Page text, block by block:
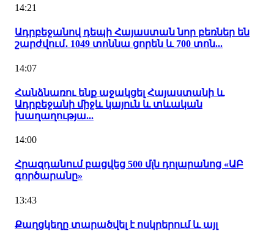
14:21
Ադրբեջանով դեպի Հայաստան նոր բեռներ են
շարժվում․ 1049 տոննա ցորեն և 700 տոն...
14:07
Հանձնառու ենք աջակցել Հայաստանի և
Ադրբեջանի միջև կայուն և տևական
խաղաղությա...
14:00
Հրազդանում բացվեց 500 մլն դոլարանոց «ԱԲ
գործարանը»
13:43
Քաղցկեղը տարածվել է ոսկրերում և այլ